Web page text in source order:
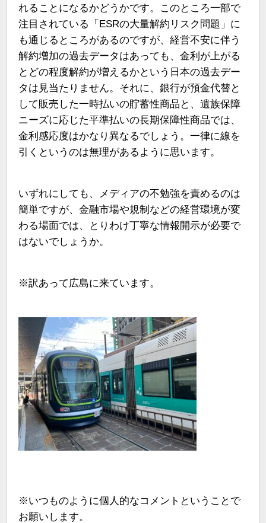
れることになるかどうかです。このところ一部で
注目されている「ESRの大量解約リスク問題」に
も通じるところがあるのですが、経営不安に伴う
解約増加の過去データはあっても、金利が上がる
とどの程度解約が増えるかという日本の過去デー
タは見当たりません。それに、銀行が預金代替と
して販売した一時払いの貯蓄性商品と、遺族保障
ニーズに応じた平準払いの長期保障性商品では、
金利感応度はかなり異なるでしょう。一律に線を
引くというのは無理があるように思います。
いずれにしても、メディアの不勉強を責めるのは
簡単ですが、金融市場や規制などの経営環境が変
わる場面では、とりわけ丁寧な情報開示が必要で
はないでしょうか。
※訳あって広島に来ています。
※いつものように個人的なコメントということで
お願いします。